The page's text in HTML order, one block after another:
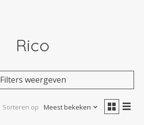
Rico
Filters weergeven
Sorteren op Meest bekeken